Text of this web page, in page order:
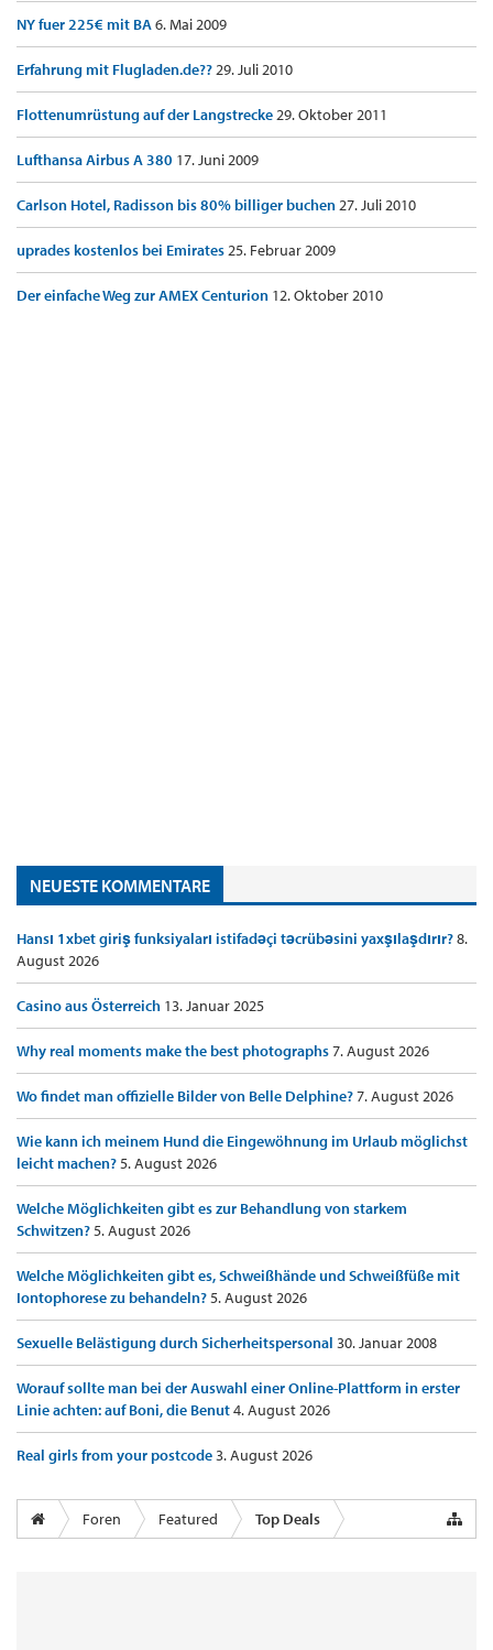
NY fuer 225€ mit BA6. Mai 2009
Erfahrung mit Flugladen.de??29. Juli 2010
Flottenumrüstung auf der Langstrecke29. Oktober 2011
Lufthansa Airbus A 380 17. Juni 2009
Carlson Hotel, Radisson bis 80% billiger buchen27. Juli 2010
uprades kostenlos bei Emirates25. Februar 2009
Der einfache Weg zur AMEX Centurion 12. Oktober 2010
NEUESTE KOMMENTARE
Hansı 1xbet giriş funksiyaları istifadəçi təcrübəsini yaxşılaşdırır?8.
August 2026
Casino aus Österreich 13. Januar 2025
Why real moments make the best photographs7. August 2026
Wo findet man offizielle Bilder von Belle Delphine?7. August 2026
Wie kann ich meinem Hund die Eingewöhnung im Urlaub möglichst
leicht machen?5. August 2026
Welche Möglichkeiten gibt es zur Behandlung von starkem
Schwitzen?5. August 2026
Welche Möglichkeiten gibt es, Schweißhände und Schweißfüße mit
Iontophorese zu behandeln?5. August 2026
Sexuelle Belästigung durch Sicherheitspersonal 30. Januar 2008
Worauf sollte man bei der Auswahl einer Online-Plattform in erster
Linie achten: auf Boni, die Benut4. August 2026
Real girls from your postcode3. August 2026
Foren Featured Top Deals